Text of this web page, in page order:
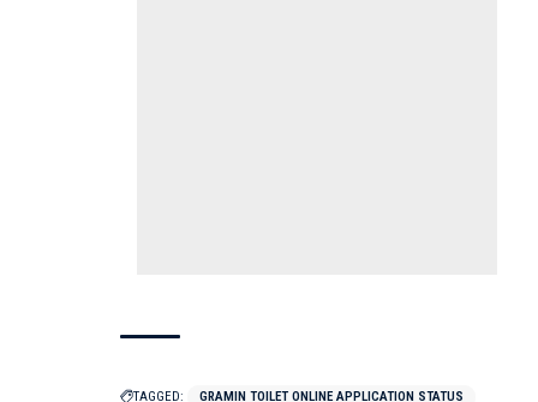
TAGGED:
GRAMIN TOILET ONLINE APPLICATION STATUS